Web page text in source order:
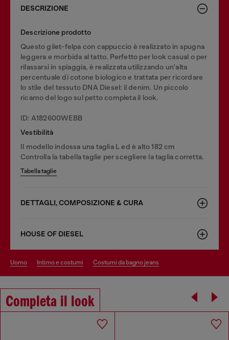
DESCRIZIONE
Descrizione prodotto
Questo gilet-felpa con cappuccio è realizzato in spugna
leggera e morbida al tatto. Perfetto per look casual o per
rilassarsi in spiaggia, è realizzata utilizzando un'alta
percentuale di cotone biologico e trattata per ricordare
lo stile del tessuto DNA Diesel: il denim. Un piccolo
ricamo del logo sul petto completa il look.
ID: A182600WEBB
Vestibilità
Il modello indossa una taglia L ed è alto 182 cm
Controlla la tabella taglie per scegliere la taglia corretta.
Tabella taglie
DETTAGLI, COMPOSIZIONE & CURA
HOUSE OF DIESEL
uomo intimo e costumi costumi da bagno jeans
Completa il look